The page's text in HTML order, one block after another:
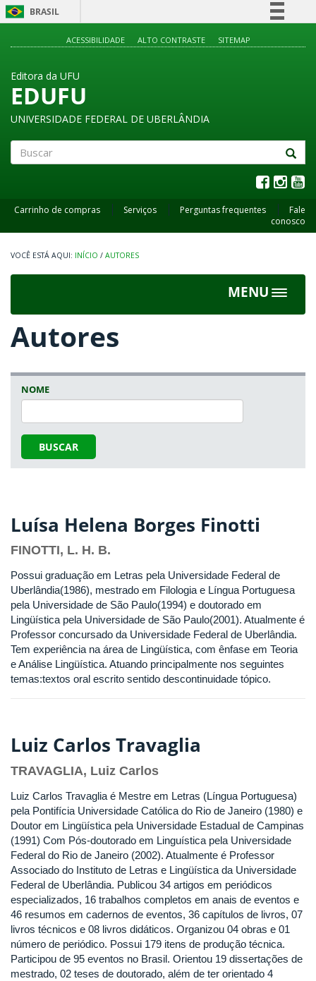
BRASIL
Legislação
Canais
ACESSIBILIDADE ALTO CONTRASTE SITEMAP
Editora da UFU
EDUFU
UNIVERSIDADE FEDERAL DE UBERLÂNDIA
Carrinho de compras Serviços Perguntas frequentes
Fale
conosco
INÍCIO / AUTORES
MENU
Toggle
Autores
NOME
BUSCAR
Luísa Helena Borges Finotti
FINOTTI, L. H. B.
Possui graduação em Letras pela Universidade Federal de
Uberlândia(1986), mestrado em Filologia e Língua Portuguesa
pela Universidade de São Paulo(1994) e doutorado em
Lingüística pela Universidade de São Paulo(2001). Atualmente é
Professor concursado da Universidade Federal de Uberlândia.
Tem experiência na área de Lingüística, com ênfase em Teoria
e Análise Lingüística. Atuando principalmente nos seguintes
temas:textos oral escrito sentido descontinuidade tópico.
Luiz Carlos Travaglia
TRAVAGLIA, Luiz Carlos
Luiz Carlos Travaglia é Mestre em Letras (Língua Portuguesa)
pela Pontifícia Universidade Católica do Rio de Janeiro (1980) e
Doutor em Lingüística pela Universidade Estadual de Campinas
(1991) Com Pós-doutorado em Linguística pela Universidade
Federal do Rio de Janeiro (2002). Atualmente é Professor
Associado do Instituto de Letras e Lingüística da Universidade
Federal de Uberlândia. Publicou 34 artigos em periódicos
especializados, 16 trabalhos completos em anais de eventos e
46 resumos em cadernos de eventos, 36 capítulos de livros, 07
livros técnicos e 08 livros didáticos. Organizou 04 obras e 01
número de periódico. Possui 179 itens de produção técnica.
Participou de 95 eventos no Brasil. Orientou 19 dissertações de
mestrado, 02 teses de doutorado, além de ter orientado 4